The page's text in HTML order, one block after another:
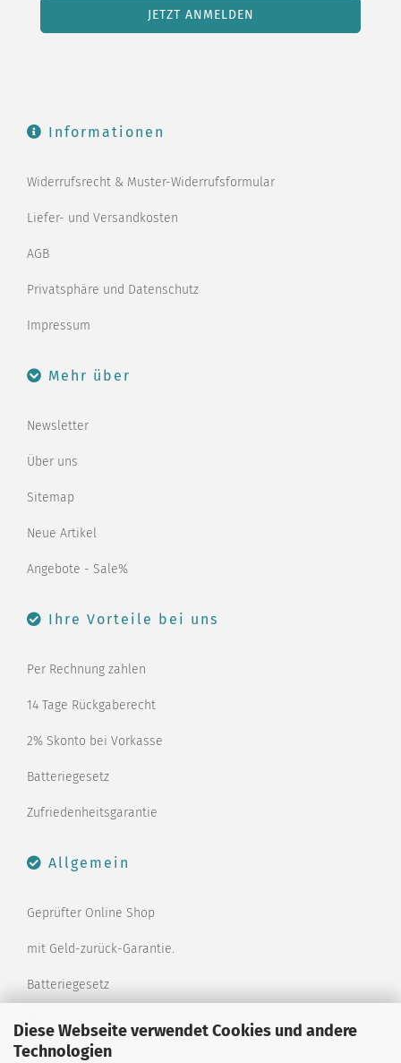
Diese Webseite verwendet Cookies und andere
Technologien
Informationen
Widerrufsrecht & Muster-Widerrufsformular
Liefer- und Versandkosten
AGB
Privatsphäre und Datenschutz
Impressum
Mehr über
Newsletter
Über uns
Sitemap
Neue Artikel
Angebote - Sale%
Ihre Vorteile bei uns
Per Rechnung zahlen
14 Tage Rückgaberecht
2% Skonto bei Vorkasse
Batteriegesetz
Zufriedenheitsgarantie
Allgemein
Geprüfter Online Shop
mit Geld-zurück-Garantie.
Batteriegesetz
Merkzettel
Kontaktformular